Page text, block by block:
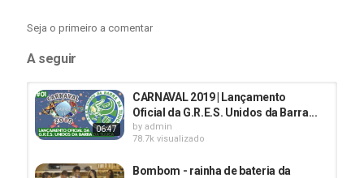
Seja o primeiro a comentar
A seguir
06:47
CARNAVAL 2019 | Lançamento
Oficial da G.R.E.S. Unidos da Barra...
by admin
78.7k visualizado
Bombom - rainha de bateria da